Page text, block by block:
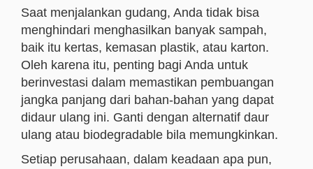
Saat menjalankan gudang, Anda tidak bisa
menghindari menghasilkan banyak sampah,
baik itu kertas, kemasan plastik, atau karton.
Oleh karena itu, penting bagi Anda untuk
berinvestasi dalam memastikan pembuangan
jangka panjang dari bahan-bahan yang dapat
didaur ulang ini. Ganti dengan alternatif daur
ulang atau biodegradable bila memungkinkan.
Setiap perusahaan, dalam keadaan apa pun,